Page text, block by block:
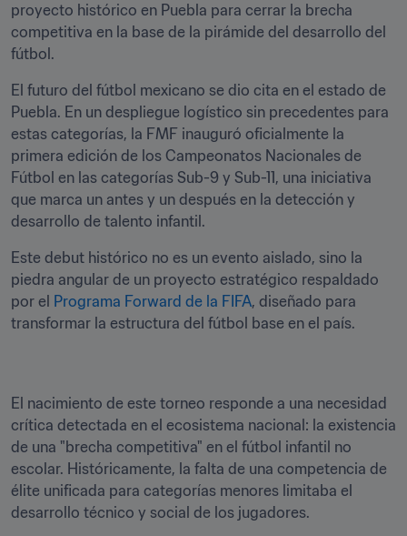
proyecto histórico en Puebla para cerrar la brecha
competitiva en la base de la pirámide del desarrollo del
fútbol.
El futuro del fútbol mexicano se dio cita en el estado de
Puebla. En un despliegue logístico sin precedentes para
estas categorías, la FMF inauguró oficialmente la
primera edición de los Campeonatos Nacionales de
Fútbol en las categorías Sub-9 y Sub-11, una iniciativa
que marca un antes y un después en la detección y
desarrollo de talento infantil.
Este debut histórico no es un evento aislado, sino la
piedra angular de un proyecto estratégico respaldado
por el Programa Forward de la FIFA, diseñado para
transformar la estructura del fútbol base en el país.
El nacimiento de este torneo responde a una necesidad
crítica detectada en el ecosistema nacional: la existencia
de una "brecha competitiva" en el fútbol infantil no
escolar. Históricamente, la falta de una competencia de
élite unificada para categorías menores limitaba el
desarrollo técnico y social de los jugadores.